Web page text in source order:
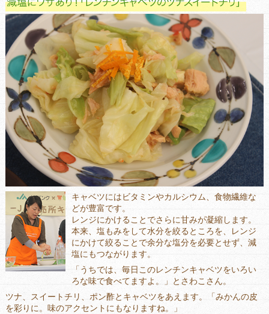
キャベツにはビタミンやカルシウム、食物繊維な
どが豊富です。
レンジにかけることでさらに甘みが凝縮します。
本来、塩もみをして水分を絞るところを、レンジ
にかけて絞ることで余分な塩分を必要とせず、減
塩にもつながります。
「うちでは、毎日このレンチンキャベツをいろい
ろな味で食べてますよ。」とさわこさん。
ツナ、スイートチリ、ポン酢とキャベツをあえます。「みかんの皮
を彩りに。味のアクセントにもなりますね。」